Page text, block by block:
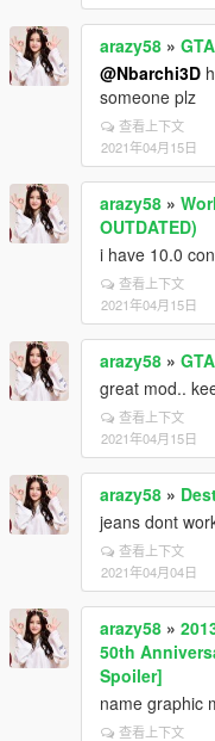
arazy58 »
@Nbarchi3D
someone plz
查看上下文
2021年04月15日
arazy58 »
OUTDATED)
i have 10.0
查看上下文
2021年04月15日
arazy58 »
great mod..
查看上下文
2021年04月15日
arazy58 »
jeans dont
查看上下文
2021年04月04日
arazy58 »
50th
Spoiler]
name graphic
查看上下文